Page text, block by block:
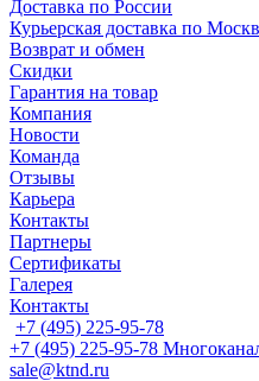
Доставка по России
Курьерская доставка по
Возврат и обмен
Скидки
Гарантия на товар
Компания
Новости
Команда
Отзывы
Карьера
Контакты
Партнеры
Сертификаты
Галерея
Контакты
+7 (495) 225-95-78
+7 (495) 225-95-78
sale@ktnd.ru